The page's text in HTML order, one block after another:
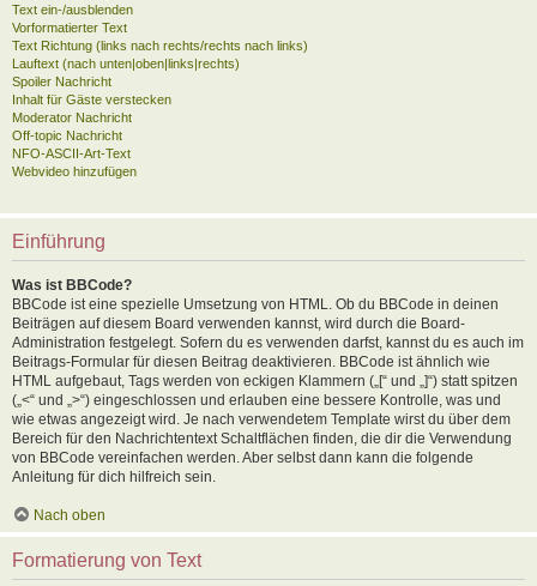
Text ein-/ausblenden
Vorformatierter Text
Text Richtung (links nach rechts/rechts nach links)
Lauftext (nach unten|oben|links|rechts)
Spoiler Nachricht
Inhalt für Gäste verstecken
Moderator Nachricht
Off-topic Nachricht
NFO-ASCII-Art-Text
Webvideo hinzufügen
Einführung
Was ist BBCode?
BBCode ist eine spezielle Umsetzung von HTML. Ob du BBCode in deinen
Beiträgen auf diesem Board verwenden kannst, wird durch die Board-
Administration festgelegt. Sofern du es verwenden darfst, kannst du es auch im
Beitrags-Formular für diesen Beitrag deaktivieren. BBCode ist ähnlich wie
HTML aufgebaut, Tags werden von eckigen Klammern („[“ und „]“) statt spitzen
(„<“ und „>“) eingeschlossen und erlauben eine bessere Kontrolle, was und
wie etwas angezeigt wird. Je nach verwendetem Template wirst du über dem
Bereich für den Nachrichtentext Schaltflächen finden, die dir die Verwendung
von BBCode vereinfachen werden. Aber selbst dann kann die folgende
Anleitung für dich hilfreich sein.
Nach oben
Formatierung von Text